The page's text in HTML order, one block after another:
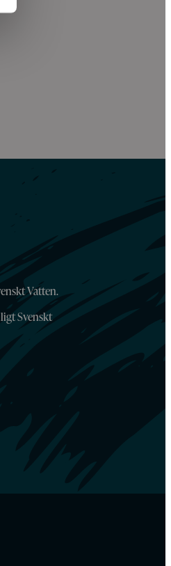
Vatten.
Svenskt